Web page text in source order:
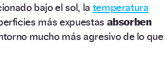
bajo el sol, la temperatura
más expuestas absorben
mucho más agresivo de lo que